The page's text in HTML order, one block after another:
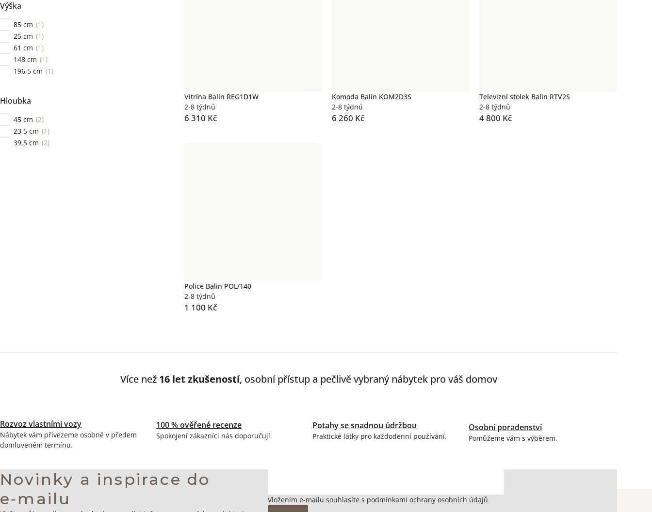
Výška
85 cm
1
25 cm
1
61 cm
1
148 cm
1
196,5 cm
1
Hloubka
45 cm 2
23,5 cm
1
39,5 cm 2
Vitrína Balin REG1D1W
2-8 týdnů
6 310 Kč
Komoda Balin KOM2D3S
2-8 týdnů
6 260 Kč
Televizní stolek Balin RTV2S
2-8 týdnů
4 800 Kč
Police Balin POL/140
2-8 týdnů
1 100 Kč
Více než 16 let zkušeností, osobní přístup a pečlivě vybraný nábytek pro váš domov
Rozvoz vlastními vozy
Nábytek vám přivezeme osobně v předem
domluveném termínu.
100 % ověřené recenze
Spokojení zákazníci nás doporučují.
Potahy se snadnou údržbou
Praktické látky pro každodenní používání.
Osobní poradenství
Pomůžeme vám s výběrem.
Novinky a inspirace do
e‑mailu
Vložením e-mailu souhlasíte s podmínkami ochrany osobních údajů